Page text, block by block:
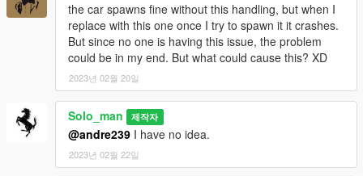
the car spawns fine without this handling, but when I
replace with this one once I try to spawn it it crashes.
But since no one is having this issue, the problem
could be in my end. But what could cause this? XD
2023년 02월 20일
Solo_man 제작자
@andre239 I have no idea.
2023년 02월 22일